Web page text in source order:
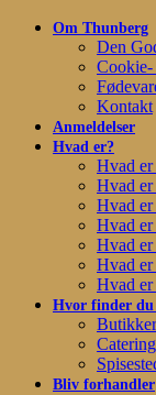
Skip
Om Thunberg
Den
Kontakt
Anmeldelser
Hvad er?
Hvad er
Hvad
Hvad er
Hvad er
Hvad
Hvad
Hvad er
Hvor finder du
Butikker
Catering
Bliv forhandler